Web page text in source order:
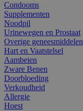
Condooms
Supplementen
Noodpil
Urinewegen en Prostaat
Overige geneesmiddelen
Hart en Vaatstelsel
Aambeien
Zware Benen
Doorbloeding
Verkoudheid
Allergie
Hoest